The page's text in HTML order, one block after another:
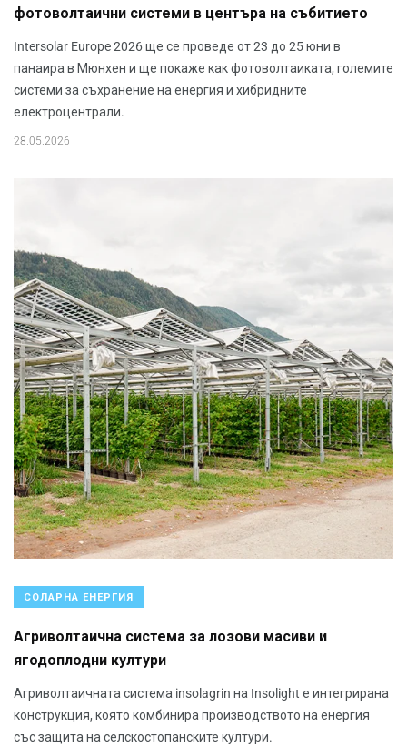
фотоволтаични системи в центъра на събитието
Intersolar Europe 2026 ще се проведе от 23 до 25 юни в
панаира в Мюнхен и ще покаже как фотоволтаиката, големите
системи за съхранение на енергия и хибридните
електроцентрали.
28.05.2026
СОЛАРНА ЕНЕРГИЯ
Агриволтаична система за лозови масиви и
ягодоплодни култури
Агриволтаичната система insolagrin на Insolight е интегрирана
конструкция, която комбинира производството на енергия
със защита на селскостопанските култури.